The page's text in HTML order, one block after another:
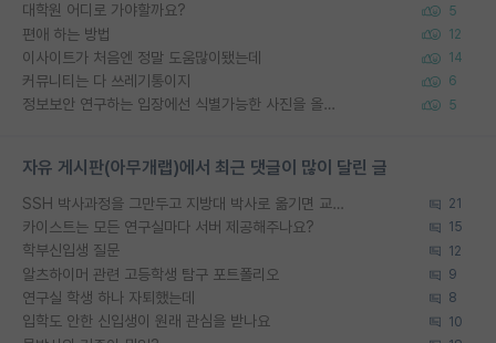
대학원 어디로 가야할까요? 5
편애 하는 방법 12
이사이트가 처음엔 정말 도움많이됐는데 14
커뮤니티는 다 쓰레기통이지 6
정보보안 연구하는 입장에선 식별가능한 사진을 올리는건 비추이긴함 5
자유 게시판(아무개랩)에서 최근 댓글이 많이 달린 글
SSH 박사과정을 그만두고 지방대 박사로 옮기면 교수의 꿈은 끝일까요? 21
카이스트는 모든 연구실마다 서버 제공해주나요? 15
학부신입생 질문 12
알츠하이머 관련 고등학생 탐구 포트폴리오 9
연구실 학생 하나 자퇴했는데 8
입학도 안한 신입생이 원래 관심을 받나요 10